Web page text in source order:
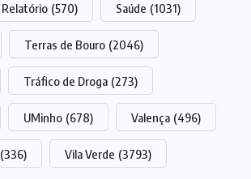
Relatório (570) Saúde (1031)
Terras de Bouro (2046)
Tráfico de Droga (273)
UMinho (678) Valença (496)
(336) Vila Verde (3793)